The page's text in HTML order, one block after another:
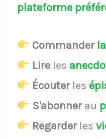
plateforme
Commander
Lireles
Écouterles
S'abonnerau
Regarderles